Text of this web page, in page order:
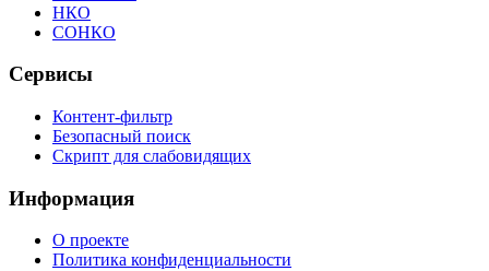
НКО
СОНКО
Сервисы
Контент-фильтр
Безопасный поиск
Скрипт для слабовидящих
Информация
О проекте
Политика конфиденциальности